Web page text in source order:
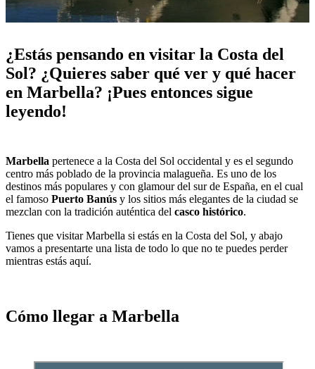
¿Estás pensando en visitar la Costa del
Sol? ¿Quieres saber qué ver y qué hacer
en Marbella? ¡Pues entonces sigue
leyendo!
Marbella pertenece a la Costa del Sol occidental y es el segundo
centro más poblado de la provincia malagueña. Es uno de los
destinos más populares y con glamour del sur de España, en el cual
el famoso Puerto Banús y los sitios más elegantes de la ciudad se
mezclan con la tradición auténtica del casco histórico.
Tienes que visitar Marbella si estás en la Costa del Sol, y abajo
vamos a presentarte una lista de todo lo que no te puedes perder
mientras estás aquí.
Cómo llegar a Marbella